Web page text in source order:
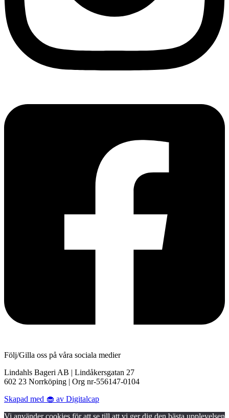
Följ/Gilla oss på våra sociala medier
Lindahls Bageri AB | Lindåkersgatan 27
602 23 Norrköping | Org nr-556147-0104
Skapad med 🧁 av Digitalcap
Vi använder cookies för att se till att vi ger dig den bästa upplevelsen